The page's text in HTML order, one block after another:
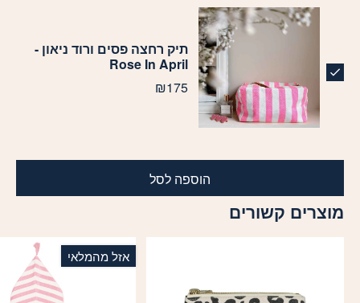
תיק רחצה פסים ורוד ניאון -
Rose In April
₪175
הוספה לסל
מוצרים קשורים
אזל מהמלאי